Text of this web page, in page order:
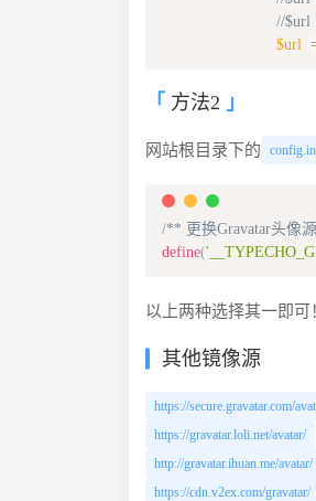
//$url
$url
方法2
网站根目录下的
/** 更换Gravatar头像
define(
以上两种选择其一即可
其他镜像源
https://secure.gravatar.com/
https://gravatar.loli.net/avatar/
http://gravatar.ihuan.me/avatar/
https://cdn.v2ex.com/gravatar/